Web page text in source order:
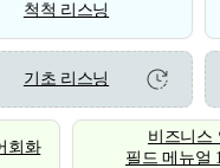
척척 리스닝
기초 리스닝
회화
비즈니스
필드 메뉴얼